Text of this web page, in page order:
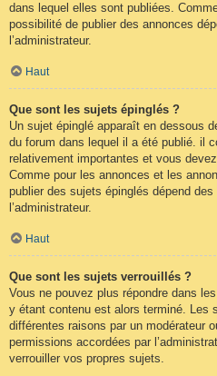
dans lequel elles sont publiées.
possibilité de publier des annonces
l’administrateur.
Haut
Que sont les sujets épinglés ?
Un sujet épinglé apparaît en dessous
du forum dans lequel il a été publié. il
relativement importantes et vous
Comme pour les annonces et les
publier des sujets épinglés dépend
l’administrateur.
Haut
Que sont les sujets verrouillés ?
Vous ne pouvez plus répondre dans
y étant contenu est alors terminé. Les
différentes raisons par un modérateur
permissions accordées par
verrouiller vos propres sujets.